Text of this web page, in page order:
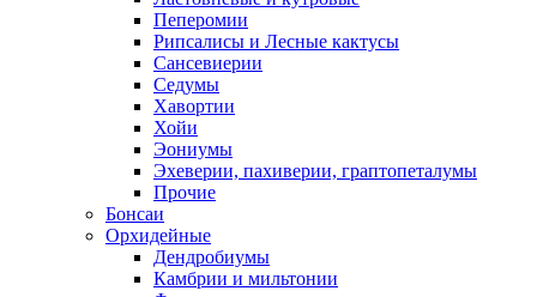
Пеперомии
Рипсалисы и Лесные кактусы
Сансевиерии
Седумы
Хавортии
Хойи
Эониумы
Эхеверии, пахиверии, граптопеталумы
Прочие
Бонсаи
Орхидейные
Дендробиумы
Камбрии и мильтонии